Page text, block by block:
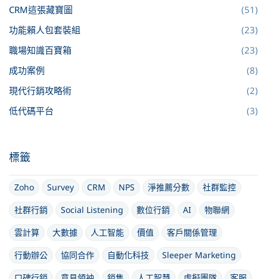
CRM這張藏寶圖
(51)
功能賴人包套裝組
(23)
職場知識百寶箱
(23)
成功案例
(8)
現代行銷攻略術
(2)
低代碼平台
(3)
標籤
Zoho Survey CRM NPS 淨推薦分數
社群監控
社群行銷
Social Listening 數位行銷 AI
物聯網
雲計算
大數據 人工智能 價值
客戶關係管理
行動辦公
協同合作 自動化科技
Sleeper Marketing